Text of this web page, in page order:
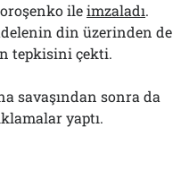
ileimzaladı.
din üzerinden de
tepkisini çekti.
savaşından sonra da
yaptı.